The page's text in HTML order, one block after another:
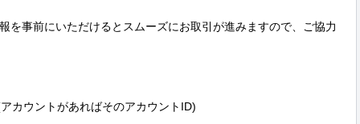
を事前にいただけるとスムーズにお取引が進みますので、ご協力
カウントがあればそのアカウントID)